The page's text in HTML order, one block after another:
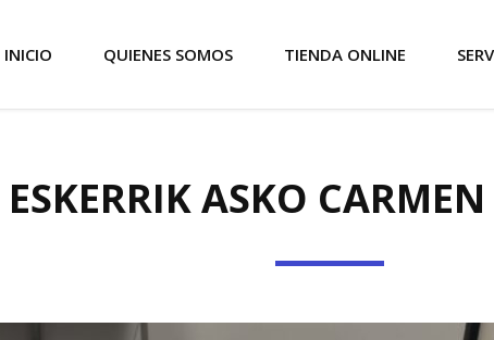
INICIO QUIENES SOMOS TIENDA ONLINE
ESKERRIK ASKO